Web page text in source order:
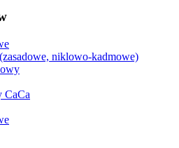
niklowo-kadmowe)
CaCa